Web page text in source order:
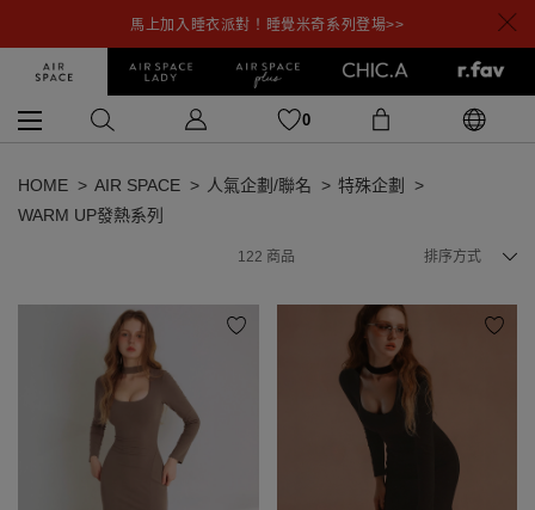
馬上加入睡衣派對！睡覺米奇系列登場>>
0
HOME AIR SPACE 人氣企劃/聯名
特殊企劃
WARM UP發熱系列
122 商品 排序方式